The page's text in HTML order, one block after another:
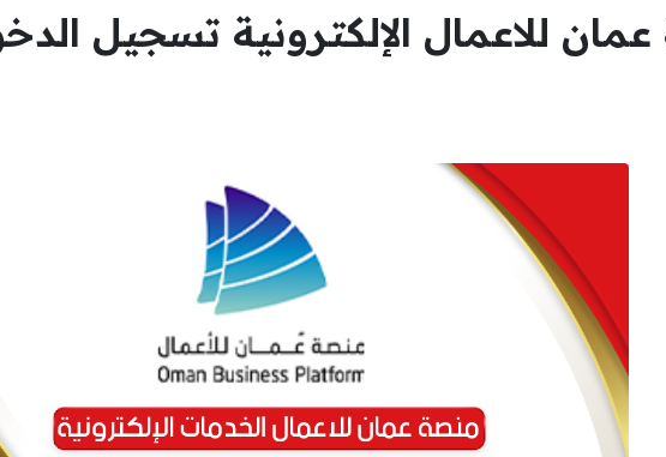
للاعمال الإلكترونية تسجيل